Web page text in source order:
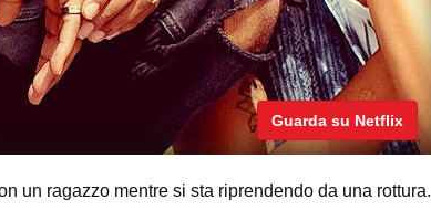
Guarda su Netflix
un ragazzo mentre si sta riprendendo da una rottura.